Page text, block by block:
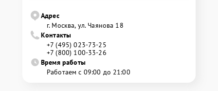
Адрес
г. Москва, ул. Чаянова 18
Контакты
+7 (495) 023-73-25
+7 (800) 100-33-26
Время работы
Работаем с 09:00 до 21:00